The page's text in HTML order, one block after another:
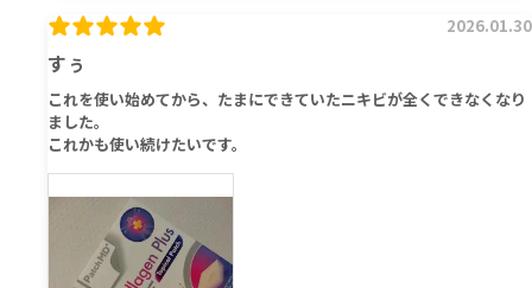
すぅ
2026.01.30
これを使い始めてから、たまにできていたニキビが全くできなくなり
ました。
これかも使い続けたいです。